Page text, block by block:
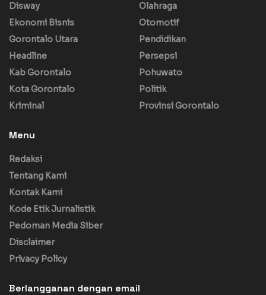
Disway
Ekonomi Bisnis
Gorontalo Utara
Headline
Kab Gorontalo
Kota Gorontalo
Kriminal
Olahraga
Otomotif
Pendidikan
Persepsi
Pohuwato
Politik
Provinsi Gorontalo
Menu
Redaksi
Tentang Kami
Kontak Kami
Kode Etik Jurnalistik
Pedoman Media Siber
Disclaimer
Privacy Policy
Berlangganan dengan email